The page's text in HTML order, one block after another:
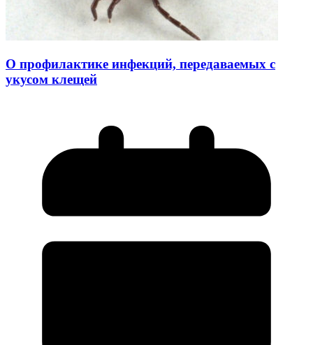
О профилактике инфекций, передаваемых с
укусом клещей